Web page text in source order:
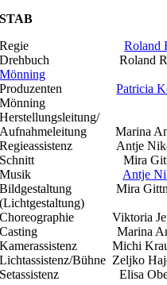
STAB
RegieRoland
Drehbuch Roland
Mönning
ProduzentenPatricia
Mönning
Herstellungsleitung/
Aufnahmeleitung Marina
Regieassistenz Antje
Schnitt Mira
Musik Antje
Bildgestaltung Mira
(Lichtgestaltung)
Choreographie Viktoria
Casting Marina
Kamerassistenz Michi
Lichtassistenz/Bühne Zeljko
Setassistenz Elisa